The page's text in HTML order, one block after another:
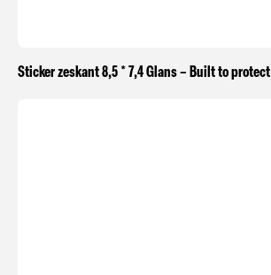
Sticker zeskant 8,5 * 7,4 Glans – Built to protect